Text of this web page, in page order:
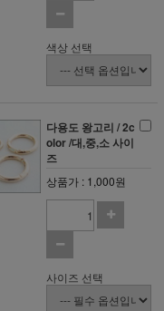
색상 선택
다용도 왕고리 / 2c
olor /대,중,소 사이
즈
상품가 : 1,000원
사이즈 선택